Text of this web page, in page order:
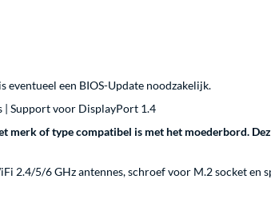
eventueel een BIOS-Update noodzakelijk.
| Support voor DisplayPort 1.4
merk of type compatibel is met het moederbord.
2.4/5/6 GHz antennes, schroef voor M.2 socket en